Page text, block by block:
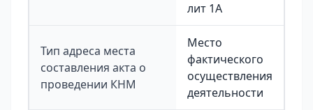
лит 1А
Тип адреса места
составления акта о
проведении КНМ
Место
фактического
осуществления
деятельности